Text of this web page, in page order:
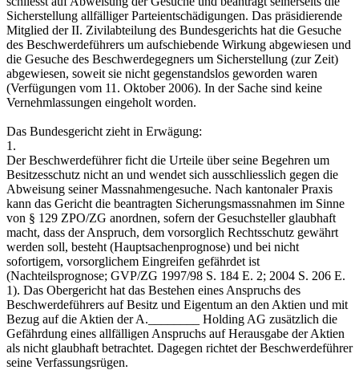
Sicherstellung allfälliger Parteientschädigungen. Das präsidierende
Mitglied der II. Zivilabteilung des Bundesgerichts hat die Gesuche
des Beschwerdeführers um aufschiebende Wirkung abgewiesen und
die Gesuche des Beschwerdegegners um Sicherstellung (zur Zeit)
abgewiesen, soweit sie nicht gegenstandslos geworden waren
(Verfügungen vom 11. Oktober 2006). In der Sache sind keine
Vernehmlassungen eingeholt worden.
Das Bundesgericht zieht in Erwägung:
1.
Der Beschwerdeführer ficht die Urteile über seine Begehren um
Besitzesschutz nicht an und wendet sich ausschliesslich gegen die
Abweisung seiner Massnahmengesuche. Nach kantonaler Praxis
kann das Gericht die beantragten Sicherungsmassnahmen im Sinne
von § 129 ZPO/ZG anordnen, sofern der Gesuchsteller glaubhaft
macht, dass der Anspruch, dem vorsorglich Rechtsschutz gewährt
werden soll, besteht (Hauptsachenprognose) und bei nicht
sofortigem, vorsorglichem Eingreifen gefährdet ist
(Nachteilsprognose; GVP/ZG 1997/98 S. 184 E. 2; 2004 S. 206 E.
1). Das Obergericht hat das Bestehen eines Anspruchs des
Beschwerdeführers auf Besitz und Eigentum an den Aktien und mit
Bezug auf die Aktien der A.________ Holding AG zusätzlich die
Gefährdung eines allfälligen Anspruchs auf Herausgabe der Aktien
als nicht glaubhaft betrachtet. Dagegen richtet der Beschwerdeführer
seine Verfassungsrügen.